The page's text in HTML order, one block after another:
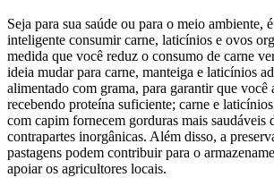
Seja para sua saúde ou para o meio ambiente,
inteligente consumir carne, laticínios e ovos
medida que você reduz o consumo de carne
ideia mudar para carne, manteiga e laticínios
alimentado com grama, para garantir que você
recebendo proteína suficiente; carne e
com capim fornecem gorduras mais saudáveis
contrapartes inorgânicas. Além disso, a
pastagens podem contribuir para o
apoiar os agricultores locais.